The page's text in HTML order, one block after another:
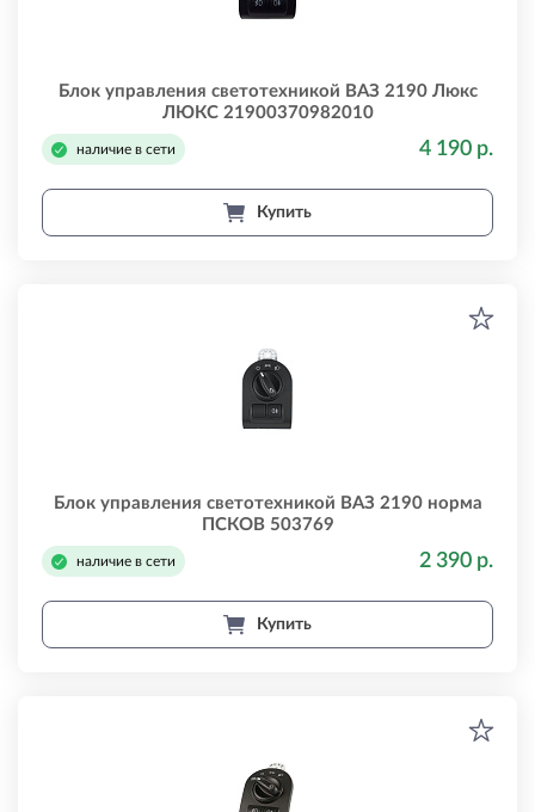
Блок управления светотехникой ВАЗ 2190 Люкс
ЛЮКС 21900370982010
наличие в сети 4 190 р.
Купить
Блок управления светотехникой ВАЗ 2190 норма
ПСКОВ 503769
наличие в сети 2 390 р.
Купить